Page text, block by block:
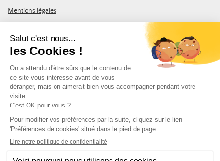
Mentions légales
Plan du site
REJOIGNEZ LA COMMUNAUTÉ
Inscrivez-vous à la newsletter Leurre de la pêche et recevez un code
de 10% de remise valable sur votre première commande.